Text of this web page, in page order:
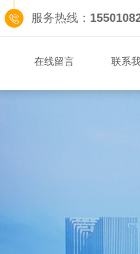
服务热线：
在线留言 联系